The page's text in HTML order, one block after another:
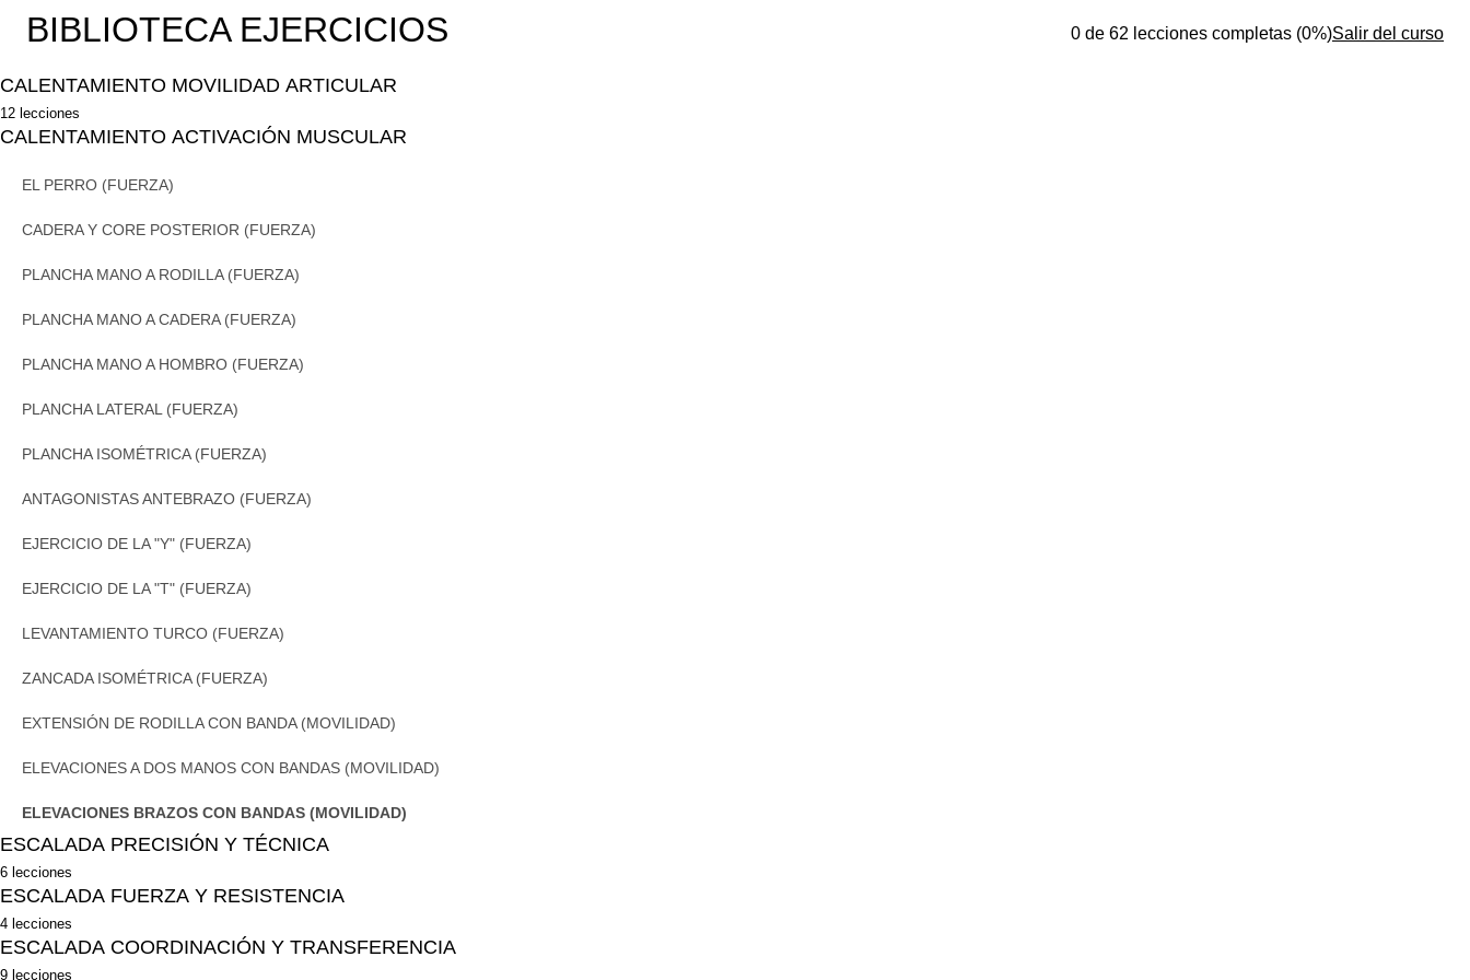
BIBLIOTECA EJERCICIOS 0 de 62 lecciones completas (0%)Salir del curso
CALENTAMIENTO MOVILIDAD ARTICULAR
COORDINACIÓN HOMBROS Y CADERAS (MOVILIDAD)
MANGUITO ROTADOR INTERNO HOMBRO (MOVILIDAD)
MANGUITO ROTADOR EXTERNO HOMBRO (MOVILIDAD)
BALANCEO CADERA TREN INFERIOR (MOVILIDAD)
ESTIRAMIENTO DE LAGARTO (MOVILIDAD)
U INVERTIDA EXT. ABDOMEN (MOVILIDAD)
APERTURA CADERAS (MOVILIDAD)
ZANCADA CON BRAZOS ELEVADOS (MOVILIDAD)
EL PERRO (MOVILIDAD)
ROTACIÓN CADERA SUELO (MOVILIDAD)
EL GATO (MOVILIDAD)
SENTADILLA (FUERZA)
12 lecciones
CALENTAMIENTO ACTIVACIÓN MUSCULAR
EL PERRO (FUERZA)
CADERA Y CORE POSTERIOR (FUERZA)
PLANCHA MANO A RODILLA (FUERZA)
PLANCHA MANO A CADERA (FUERZA)
PLANCHA MANO A HOMBRO (FUERZA)
PLANCHA LATERAL (FUERZA)
PLANCHA ISOMÉTRICA (FUERZA)
ANTAGONISTAS ANTEBRAZO (FUERZA)
EJERCICIO DE LA "Y" (FUERZA)
EJERCICIO DE LA "T" (FUERZA)
LEVANTAMIENTO TURCO (FUERZA)
ZANCADA ISOMÉTRICA (FUERZA)
EXTENSIÓN DE RODILLA CON BANDA (MOVILIDAD)
ELEVACIONES A DOS MANOS CON BANDAS (MOVILIDAD)
ELEVACIONES BRAZOS CON BANDAS (MOVILIDAD)
ESCALADA PRECISIÓN Y TÉCNICA
SUBIDAS Y BAJADAS (TÉCNICA)
ESCALAR EN SILENCIO (TÉCNICA)
6 lecciones
ESCALADA FUERZA Y RESISTENCIA
BLOQUES A DOS MANOS (FUERZA)
4 lecciones
ESCALADA COORDINACIÓN Y TRANSFERENCIA
9 lecciones